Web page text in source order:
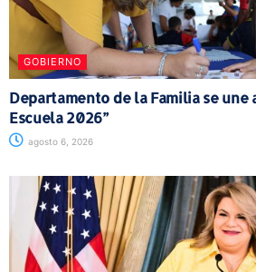
GOBIERNO
Departamento de la Familia se une
Escuela 2026”
agosto 6, 2026